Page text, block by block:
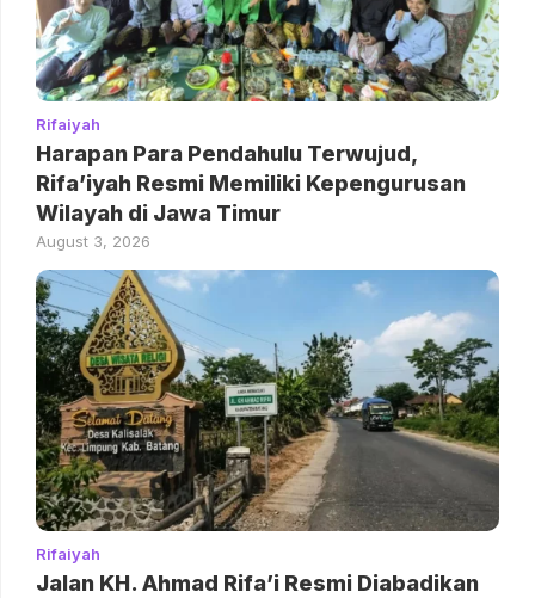
Rifaiyah
Harapan Para Pendahulu Terwujud,
Rifa’iyah Resmi Memiliki Kepengurusan
Wilayah di Jawa Timur
August 3, 2026
Rifaiyah
Jalan KH. Ahmad Rifa’i Resmi Diabadikan